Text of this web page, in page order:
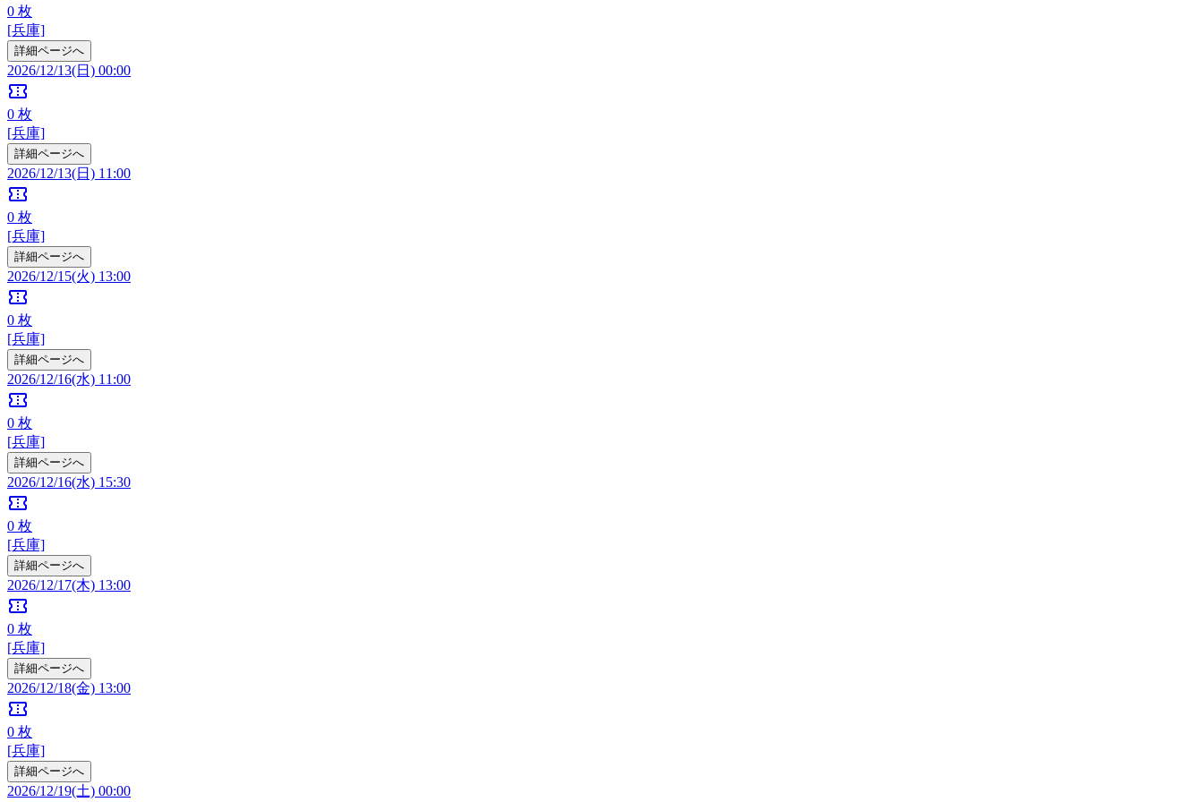
0 枚
[兵庫]
詳細ページへ
2026/12/13(日) 00:00
confirmation_number
0 枚
[兵庫]
詳細ページへ
2026/12/13(日) 11:00
confirmation_number
0 枚
[兵庫]
詳細ページへ
2026/12/15(火) 13:00
confirmation_number
0 枚
[兵庫]
詳細ページへ
2026/12/16(水) 11:00
confirmation_number
0 枚
[兵庫]
詳細ページへ
2026/12/16(水) 15:30
confirmation_number
0 枚
[兵庫]
詳細ページへ
2026/12/17(木) 13:00
confirmation_number
0 枚
[兵庫]
詳細ページへ
2026/12/18(金) 13:00
confirmation_number
0 枚
[兵庫]
詳細ページへ
2026/12/19(土) 00:00